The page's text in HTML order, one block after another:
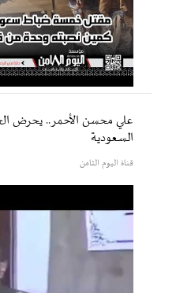
علي محسن الأحمر.. يحرض
السعودية
قناة اليوم الثامن